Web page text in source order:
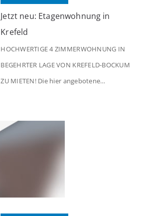
Jetzt neu: Etagenwohnung in
Krefeld
HOCHWERTIGE 4 ZIMMERWOHNUNG IN
BEGEHRTER LAGE VON KREFELD-BOCKUM
ZU MIETEN! Die hier angebotene
in begehrter Wohnlage von Krefeld-Bockum.